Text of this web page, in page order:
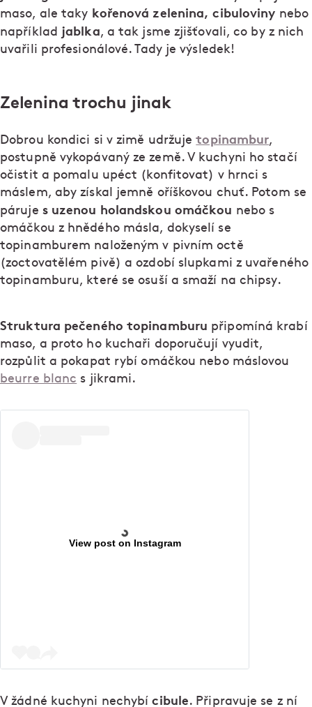
maso, ale taky kořenová zelenina, cibuloviny nebo
například jablka, a tak jsme zjišťovali, co by z nich
uvařili profesionálové. Tady je výsledek!
Zelenina trochu jinak
Dobrou kondici si v zimě udržujetopinambur,
postupně vykopávaný ze země. V kuchyni ho stačí
očistit a pomalu upéct (konfitovat) v hrnci s
máslem, aby získal jemně oříškovou chuť. Potom se
páruje s uzenou holandskou omáčkou nebo s
omáčkou z hnědého másla, dokyselí se
topinamburem naloženým v pivním octě
(zoctovatělém pivě) a ozdobí slupkami z uvařeného
topinamburu, které se osuší a smaží na chipsy.
Struktura pečeného topinamburu připomíná krabí
maso, a proto ho kuchaři doporučují vyudit,
rozpůlit a pokapat rybí omáčkou nebo máslovou
beurre blanc s jikrami.
View post on Instagram
V žádné kuchyni nechybí cibule. Připravuje se z ní